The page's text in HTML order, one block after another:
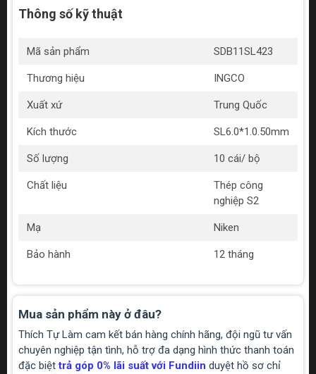
Thông số kỹ thuật
Mã sản phẩm SDB11SL423
Thương hiệu INGCO
Xuất xứ Trung Quốc
Kích thước SL6.0*1.0.50mm
Số lượng 10 cái/ bộ
Chất liệu
Thép công
nghiệp S2
Mạ Niken
Bảo hành 12 tháng
Mua sản phẩm này ở đâu?
Thích Tự Làm cam kết bán hàng chính hãng, đội ngũ tư vấn
chuyên nghiệp tận tình, hỗ trợ đa dạng hình thức thanh toán
đặc biệttrả góp 0% lãi suất với Fundiin duyệt hồ sơ chỉ